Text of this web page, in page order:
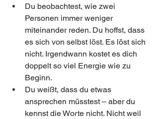
Du beobachtest, wie zwei
Personen immer weniger
miteinander reden. Du hoffst, dass
es sich von selbst löst. Es löst sich
nicht. Irgendwann kostet es dich
doppelt so viel Energie wie zu
Beginn.
Du weißt, dass du etwas
ansprechen müsstest – aber du
kennst die Worte nicht. Nicht weil